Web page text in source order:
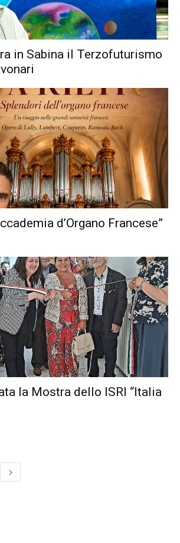
in Sabina il Terzofuturismo
d’Organo Francese”
la Mostra dello ISRI “Italia